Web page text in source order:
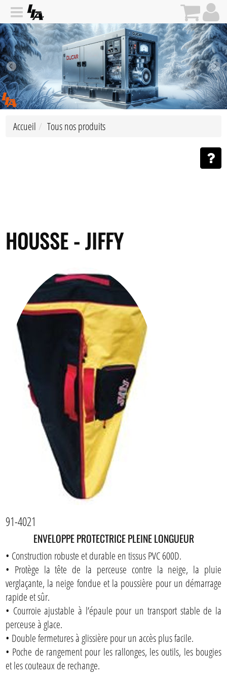
Accueil Tous nos produits
HOUSSE - JIFFY
91-4021
ENVELOPPE PROTECTRICE PLEINE LONGUEUR
• Construction robuste et durable en tissus PVC 600D.
• Protège la tête de la perceuse contre la neige, la pluie
verglaçante, la neige fondue et la poussière pour un démarrage
rapide et sûr.
• Courroie ajustable à l’épaule pour un transport stable de la
perceuse à glace.
• Double fermetures à glissière pour un accès plus facile.
• Poche de rangement pour les rallonges, les outils, les bougies
et les couteaux de rechange.